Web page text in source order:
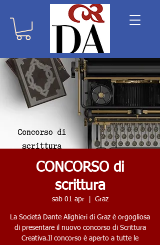
CONCORSO di
scrittura
sab 01 apr
  |
Graz
La Società Dante Alighieri di Graz è orgogliosa
di presentare il nuovo concorso di Scrittura
Creativa.Il concorso è aperto a tutte le